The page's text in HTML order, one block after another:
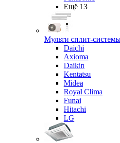
Ещё 13
Мульти сплит-
Daichi
Axioma
Daikin
Kentatsu
Midea
Royal Clima
Funai
Hitachi
LG